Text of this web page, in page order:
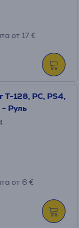
от 17 €
128, PC, PS4,
Руль
от 6 €